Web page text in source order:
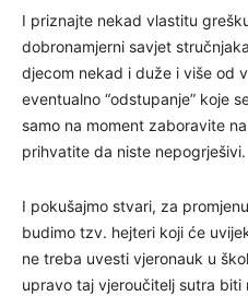
I priznajte nekad vlastitu
dobronamjerni savjet
djecom nekad i duže i više od
eventualno “odstupanje” koje
samo na moment zaboravite
prihvatite da niste nepogrješivi.
I pokušajmo stvari, za
budimo tzv. hejteri koji će
ne treba uvesti vjeronauk u
upravo taj vjeroučitelj sutra biti